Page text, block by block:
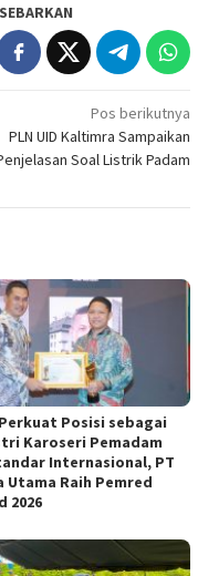
SEBARKAN
Pos berikutnya
PLN UID Kaltimra Sampaikan
Soal Listrik Padam
Posisi sebagai
Karoseri Pemadam
Internasional, PT
Utama Raih Pemred
2026